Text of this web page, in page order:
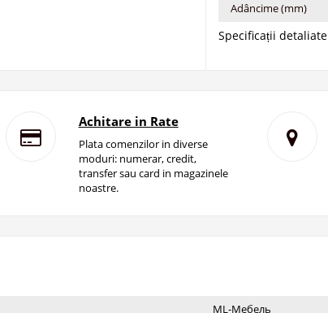
Adâncime (mm)
Specificații detaliate
Achitare in Rate
Plata comenzilor in diverse
moduri: numerar, credit,
transfer sau card in magazinele
noastre.
ML-Мебель